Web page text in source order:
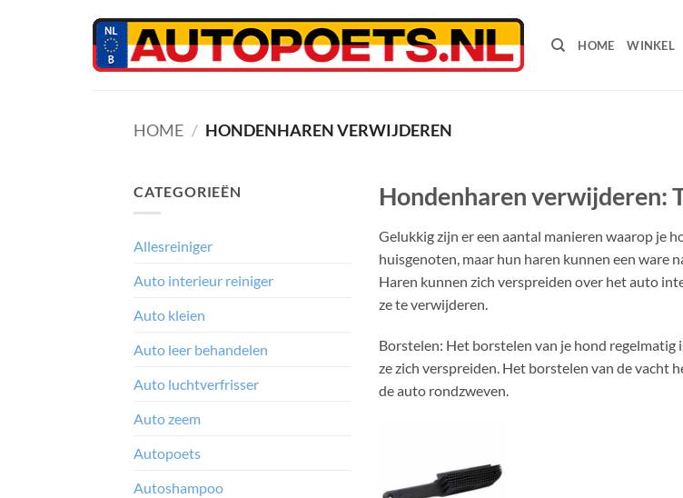
naar
inhoud
HOME WINKEL
HOME / HONDENHAREN VERWIJDEREN
CATEGORIEËN
Allesreiniger
Auto interieur reiniger
Auto kleien
Auto leer behandelen
Auto luchtverfrisser
Auto zeem
Autopoets
Autoshampoo
Hondenharen verwijderen:
Gelukkig zijn er een aantal manieren waarop je
huisgenoten, maar hun haren kunnen een ware
Haren kunnen zich verspreiden over het auto
ze te verwijderen.
Borstelen: Het borstelen van je hond
ze zich verspreiden. Het borstelen van de vacht
de auto rondzweven.